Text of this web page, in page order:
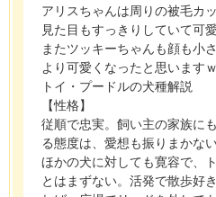
アリスちゃんは周りの被毛カ
見た目もすっきりしていて可
またツッキーちゃんも顔も小
より可愛くなったと思いますｗ
トイ・プードルの犬種解説
【性格】
従順で忠実。飼い主の家族に
る態度は、愛想も振りまかな
ほかの犬に対しても寛容で、
とはまずない。活発で散歩好